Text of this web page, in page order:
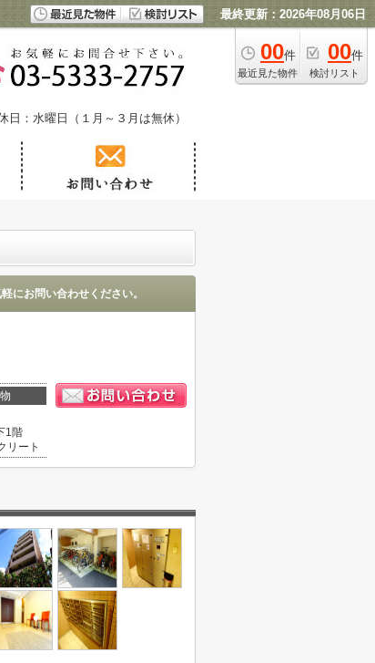
最終更新：2026年08月06日
00件
最近見た物件
00件
検討リスト
日：水曜日（１月～３月は無休）
にお問い合わせください。
1階
リート